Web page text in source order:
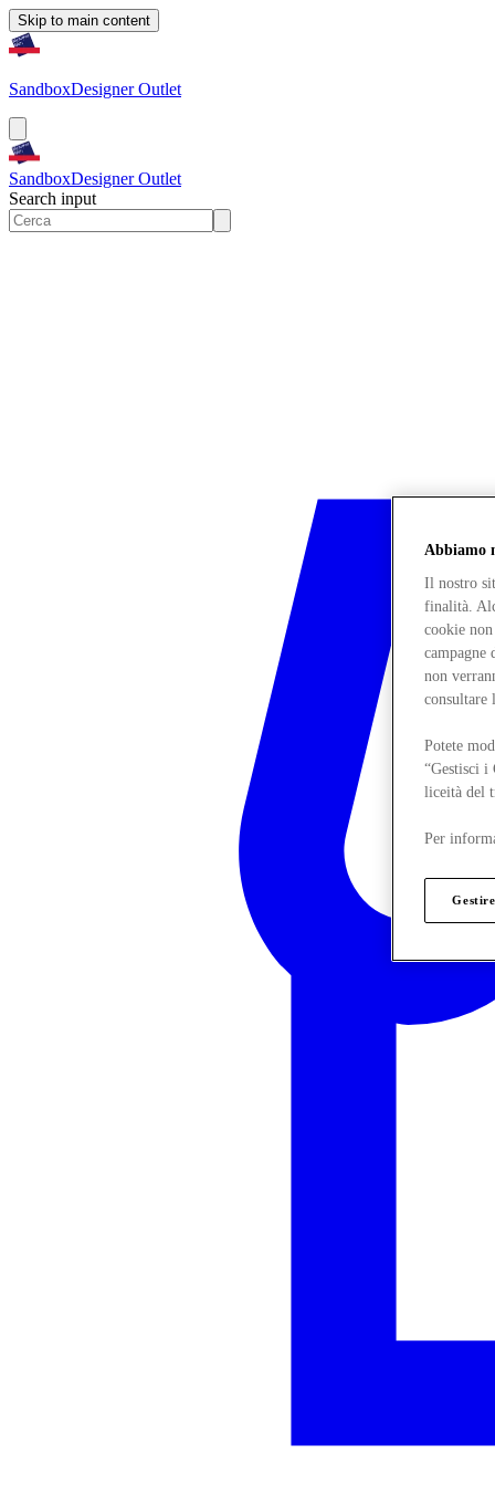
Skip to main content
SandboxDesigner Outlet
SandboxDesigner Outlet
Search input
Abbiamo
Il nostro
finalità.
cookie
campagne
non
consultare
Potete
“Gestisci i
liceità del
Per